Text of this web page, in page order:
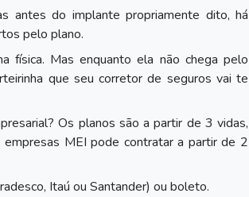
antes do implante propriamente dito, há
pelo plano.
física. Mas enquanto ela não chega pelo
que seu corretor de seguros vai te
Os planos são a partir de 3 vidas,
MEI pode contratar a partir de 2
Itaú ou Santander) ou boleto.